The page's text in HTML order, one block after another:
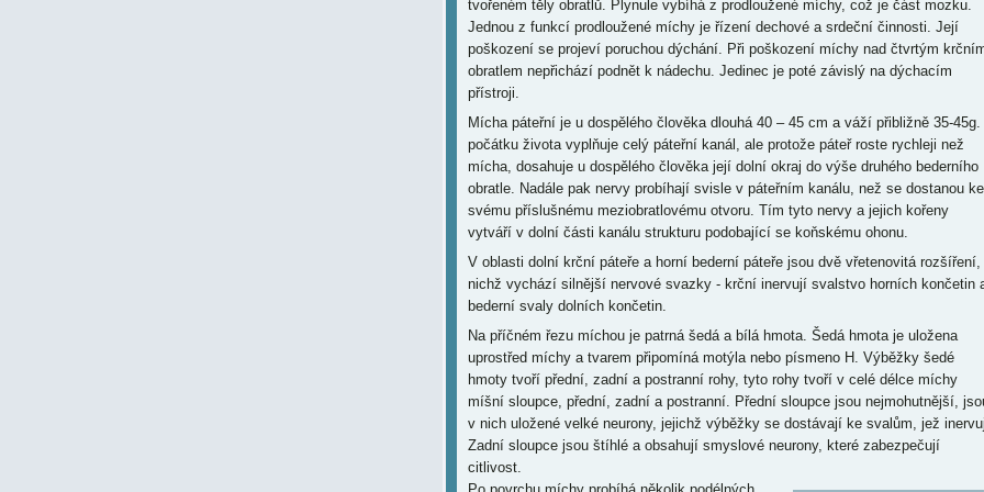
tvořeném těly obratlů. Plynule vybíhá z prodloužené míchy, což je část mozku.
Jednou z funkcí prodloužené míchy je řízení dechové a srdeční činnosti. Její
poškození se projeví poruchou dýchání. Při poškození míchy nad čtvrtým
obratlem nepřichází podnět k nádechu. Jedinec je poté závislý na dýchacím
přístroji.
Mícha páteřní je u dospělého člověka dlouhá 40 – 45 cm a váží přibližně 35-45g.
počátku života vyplňuje celý páteřní kanál, ale protože páteř roste rychleji než
mícha, dosahuje u dospělého člověka její dolní okraj do výše druhého bederního
obratle. Nadále pak nervy probíhají svisle v páteřním kanálu, než se dostanou ke
svému příslušnému meziobratlovému otvoru. Tím tyto nervy a jejich kořeny
vytváří v dolní části kanálu strukturu podobající se koňskému ohonu.
V oblasti dolní krční páteře a horní bederní páteře jsou dvě vřetenovitá rozšíření,
nichž vychází silnější nervové svazky - krční inervují svalstvo horních končetin
bederní svaly dolních končetin.
Na příčném řezu míchou je patrná šedá a bílá hmota. Šedá hmota je uložena
uprostřed míchy a tvarem připomíná motýla nebo písmeno H. Výběžky šedé
hmoty tvoří přední, zadní a postranní rohy, tyto rohy tvoří v celé délce míchy
míšní sloupce, přední, zadní a postranní. Přední sloupce jsou nejmohutnější,
v nich uložené velké neurony, jejichž výběžky se dostávají ke svalům, jež
Zadní sloupce jsou štíhlé a obsahují smyslové neurony, které zabezpečují
citlivost.